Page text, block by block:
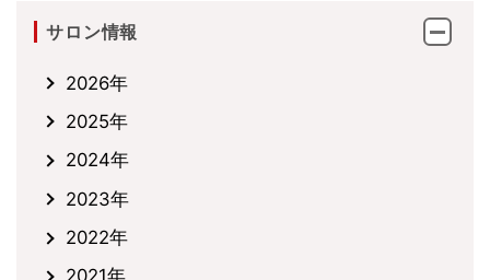
サロン情報
2026年
2025年
2024年
2023年
2022年